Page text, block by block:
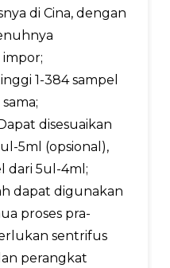
di Cina, dengan
1-384 sampel
disesuaikan
5ml (opsional),
dari 5ul-4ml;
dapat digunakan
proses pra-
sentrifus
perangkat